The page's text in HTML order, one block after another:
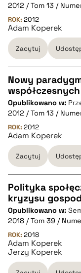
pobierz cytat
BIBTEX
pobierz cytat
2012 / Tom 13 /
ROK: 2012
Adam Koperek
Zacytuj
CZYSTY TEKST
pobierz cytat
BIBTEX
pobierz cytat
Nowy
Opublikowano w:
2012 / Tom 13 /
ROK: 2012
Adam Koperek
Zacytuj
CZYSTY TEKST
pobierz cytat
BIBTEX
Polityka
kryzysu
Opublikowano w:
2018 / Tom 39 /
ROK: 2018
Adam Koperek
Jerzy Koperek